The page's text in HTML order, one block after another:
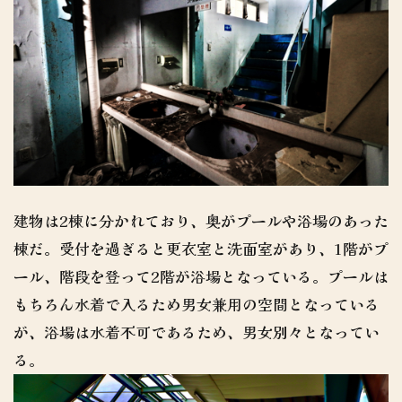
建物は2棟に分かれており、奥がプールや浴場のあった
棟だ。受付を過ぎると更衣室と洗面室があり、1階がプ
ール、階段を登って2階が浴場となっている。プールは
もちろん水着で入るため男女兼用の空間となっている
が、浴場は水着不可であるため、男女別々となってい
る。